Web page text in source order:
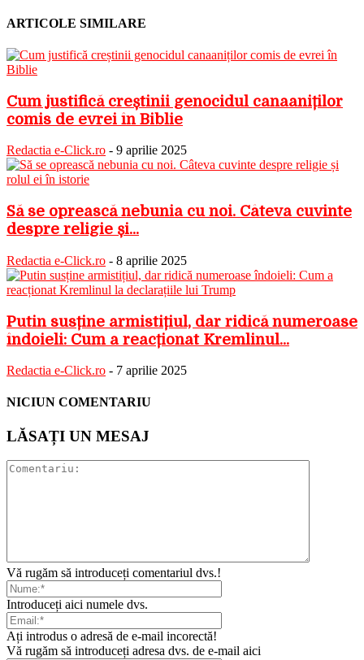
ARTICOLE SIMILARE
Cum justifică creștinii genocidul canaaniților
comis de evrei în Biblie
Redactia e-Click.ro - 9 aprilie 2025
Să se oprească nebunia cu noi. Câteva cuvinte
despre religie și...
Redactia e-Click.ro - 8 aprilie 2025
Putin susține armistițiul, dar ridică numeroase
îndoieli: Cum a reacționat Kremlinul...
Redactia e-Click.ro - 7 aprilie 2025
NICIUN COMENTARIU
LĂSAȚI UN MESAJ
Vă rugăm să introduceți comentariul dvs.!
Introduceți aici numele dvs.
Ați introdus o adresă de e-mail incorectă!
Vă rugăm să introduceți adresa dvs. de e-mail aici